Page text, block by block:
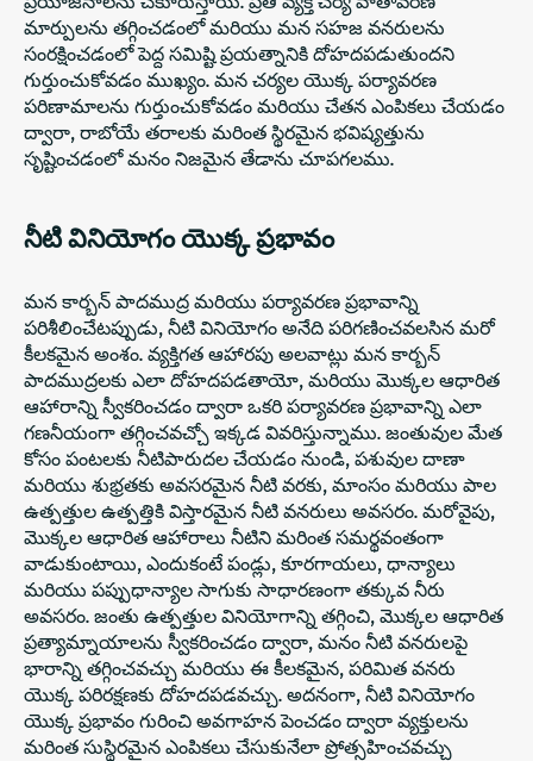
మార్పులను తగ్గించడంలో మరియు మన సహజ వనరులను
సంరక్షించడంలో పెద్ద సమిష్టి ప్రయత్నానికి దోహదపడుతుందని
గుర్తుంచుకోవడం ముఖ్యం. మన చర్యల యొక్క పర్యావరణ
పరిణామాలను గుర్తుంచుకోవడం మరియు చేతన ఎంపికలు చేయడం
ద్వారా, రాబోయే తరాలకు మరింత స్థిరమైన భవిష్యత్తును
సృష్టించడంలో మనం నిజమైన తేడాను చూపగలము.
నీటి వినియోగం యొక్క ప్రభావం
మన కార్బన్ పాదముద్ర మరియు పర్యావరణ ప్రభావాన్ని
పరిశీలించేటప్పుడు, నీటి వినియోగం అనేది పరిగణించవలసిన మరో
కీలకమైన అంశం. వ్యక్తిగత ఆహారపు అలవాట్లు మన కార్బన్
పాదముద్రలకు ఎలా దోహదపడతాయో, మరియు మొక్కల ఆధారిత
ఆహారాన్ని స్వీకరించడం ద్వారా ఒకరి పర్యావరణ ప్రభావాన్ని ఎలా
గణనీయంగా తగ్గించవచ్చో ఇక్కడ వివరిస్తున్నాము. జంతువుల మేత
కోసం పంటలకు నీటిపారుదల చేయడం నుండి, పశువుల దాణా
మరియు శుభ్రతకు అవసరమైన నీటి వరకు, మాంసం మరియు పాల
ఉత్పత్తుల ఉత్పత్తికి విస్తారమైన నీటి వనరులు అవసరం. మరోవైపు,
మొక్కల ఆధారిత ఆహారాలు నీటిని మరింత సమర్థవంతంగా
వాడుకుంటాయి, ఎందుకంటే పండ్లు, కూరగాయలు, ధాన్యాలు
మరియు పప్పుధాన్యాల సాగుకు సాధారణంగా తక్కువ నీరు
అవసరం. జంతు ఉత్పత్తుల వినియోగాన్ని తగ్గించి, మొక్కల ఆధారిత
ప్రత్యామ్నాయాలను స్వీకరించడం ద్వారా, మనం నీటి వనరులపై
భారాన్ని తగ్గించవచ్చు మరియు ఈ కీలకమైన, పరిమిత వనరు
యొక్క పరిరక్షణకు దోహదపడవచ్చు. అదనంగా, నీటి వినియోగం
యొక్క ప్రభావం గురించి అవగాహన పెంచడం ద్వారా వ్యక్తులను
మరింత సుస్థిరమైన ఎంపికలు చేసుకునేలా ప్రోత్సహించవచ్చు